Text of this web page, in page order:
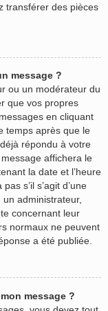
transférer des pièces
message ?
ou un modérateur du
que vos propres
en cliquant
temps après que le
répondu à votre
affichera le
la date et l’heure
s’il s’agit d’une
administrateur,
concernant leur
normaux ne peuvent
a été publiée.
message ?